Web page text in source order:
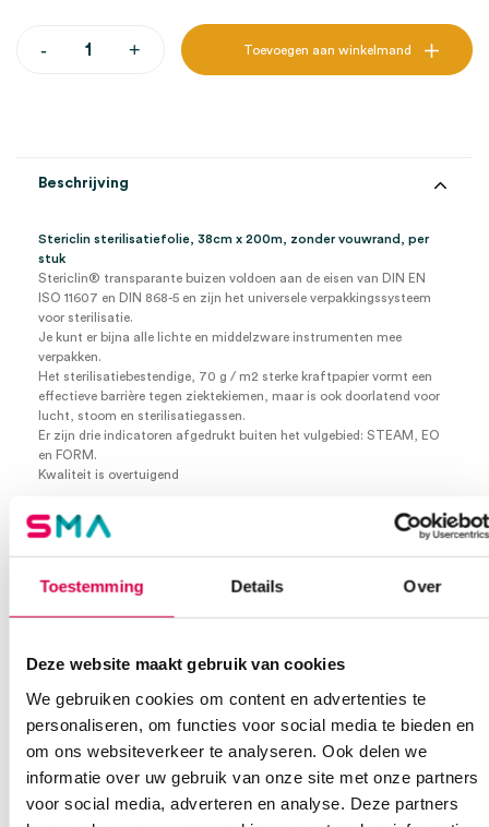
Toestemming Details Over
Deze website maakt gebruik van cookies
We gebruiken cookies om content en advertenties te
personaliseren, om functies voor social media te bieden en
om ons websiteverkeer te analyseren. Ook delen we
informatie over uw gebruik van onze site met onze partners
voor social media, adverteren en analyse. Deze partners
-Stericlin
(1)
+ Toevoegen aan winkelmand
Beschrijving
Stericlin sterilisatiefolie, 38cm x 200m, zonder vouwrand, per
stuk
Stericlin® transparante buizen voldoen aan de eisen van DIN EN
ISO 11607 en DIN 868-5 en zijn het universele verpakkingssysteem
voor sterilisatie.
Je kunt er bijna alle lichte en middelzware instrumenten mee
verpakken.
Het sterilisatiebestendige, 70 g / m2 sterke kraftpapier vormt een
effectieve barrière tegen ziektekiemen, maar is ook doorlatend voor
lucht, stoom en sterilisatiegassen.
Er zijn drie indicatoren afgedrukt buiten het vulgebied: STEAM, EO
en FORM.
Kwaliteit is overtuigend
onderscheidt zich duidelijk van de gebruikelijke marktverpakkingen
Voor sterilisatie tot 134°C.
Extra informatie
Aantal 1 stuk
Afmeting 38cm x 200m
Beoordelingen (0)
Beoordelingen